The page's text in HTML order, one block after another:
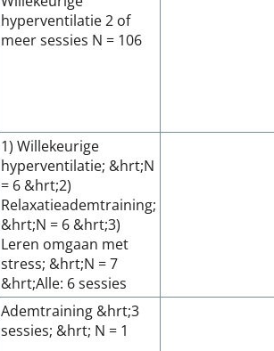
hyperventilatie 2 of
meer sessies N = 106
1) Willekeurige
hyperventilatie; &hrt;N
= 6 &hrt;2)
Relaxatieademtraining;
&hrt;N = 6 &hrt;3)
Leren omgaan met
stress; &hrt;N = 7
&hrt;Alle: 6 sessies
Ademtraining &hrt;3
sessies; &hrt; N = 1